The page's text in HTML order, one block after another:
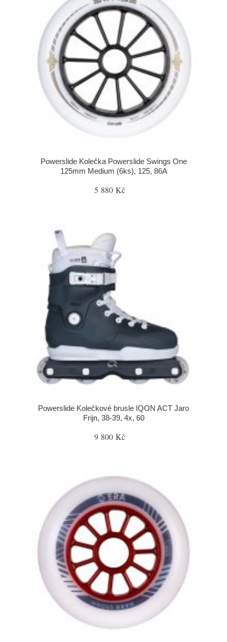
Powerslide Kolečka Powerslide Swings One
125mm Medium (6ks), 125, 86A
5 880 Kč
Powerslide Kolečkové brusle IQON ACT Jaro
Frijn, 38-39, 4x, 60
9 800 Kč